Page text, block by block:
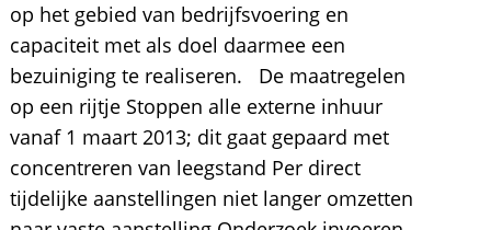
op het gebied van bedrijfsvoering en
capaciteit met als doel daarmee een
bezuiniging te realiseren. De maatregelen
op een rijtje Stoppen alle externe inhuur
vanaf 1 maart 2013; dit gaat gepaard met
concentreren van leegstand Per direct
tijdelijke aanstellingen niet langer omzetten